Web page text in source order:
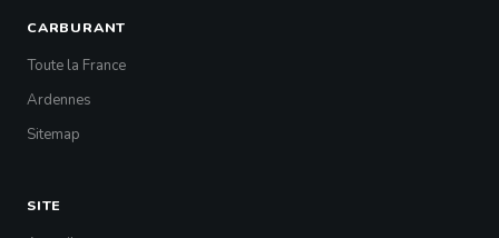
CARBURANT
Toute la France
Ardennes
Sitemap
SITE